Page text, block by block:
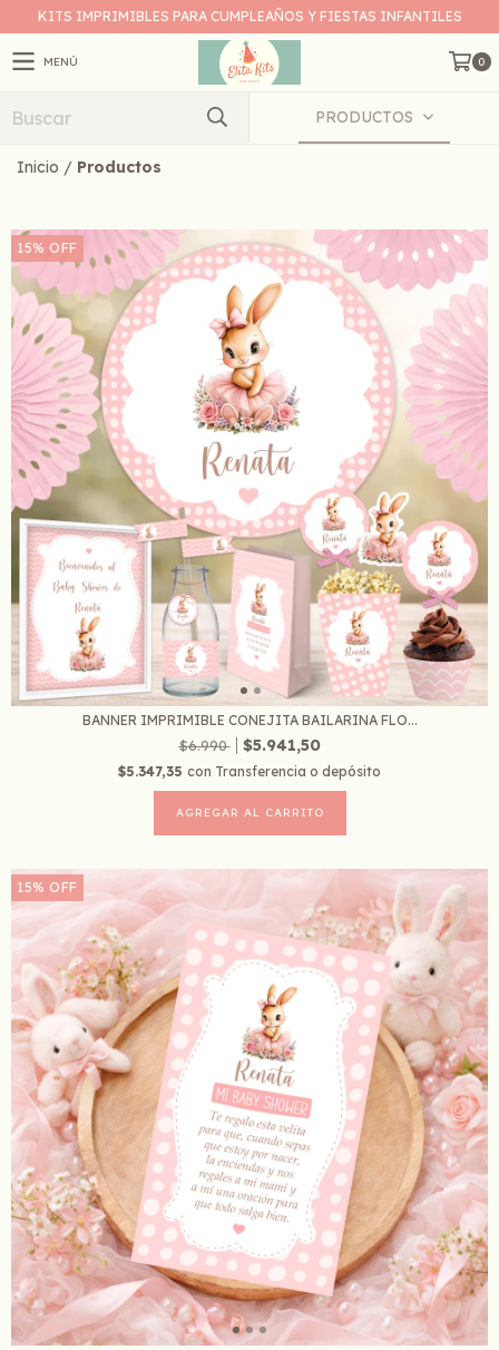
KITS IMPRIMIBLES PARA CUMPLEAÑOS Y FIESTAS INFANTILES
MENÚ 0
PRODUCTOS
Inicio / Productos
15% OFF
BANNER IMPRIMIBLE CONEJITA BAILARINA FLO...
$6.990
$5.941,50
$5.347,35 con Transferencia o depósito
15% OFF